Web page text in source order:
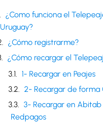
¿Como funciona el
Uruguay?
¿Cómo registrarme?
¿Cómo recargar el
1- Recargar en Peajes
2- Recargar de forma
3- Recargar en Abitab
Redpagos